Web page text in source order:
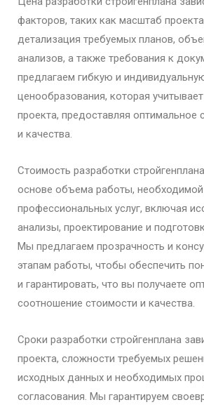
факторов, таких как масштаб
детализация требуемых планов,
анализов, а также требования к
предлагаем гибкую и
ценообразования, которая
проекта, предоставляя оптимальное
и качества.
Стоимость разработки
основе объема работы, необходимой
профессиональных услуг, включая
анализы, проектирование и
Мы предлагаем прозрачность и
этапам работы, чтобы обеспечить
и гарантировать, что вы получаете
соотношение стоимости и качества.
Сроки разработки стройгенплана
проекта, сложности требуемых
исходных данных и необходимых
согласования. Мы гарантируем